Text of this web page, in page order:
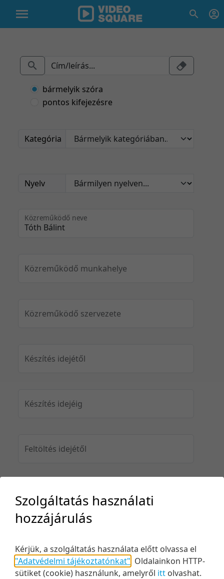
bármelyik szóra
pontos kifejezésre
Kategória
Nyelv
Közreműködő neve
Közreműködő munkahelye
Közreműködő szervezete
Készítés idejétől
Készítés idejéig
Feltöltés idejétől
Feltöltés idejéig
Keresés
Szolgáltatás használati
hozzájárulás
Kérjük, a szolgáltatás használata előtt olvassa el
"Adatvédelmi tájékoztatónkat" Oldalainkon HTTP-
sütiket (cookie) használunk, amelyről itt olvashat.